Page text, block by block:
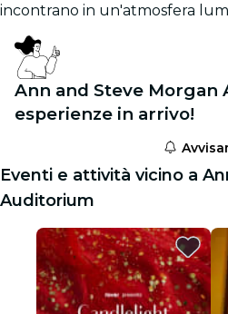
incontrano in un'atmosfera
Ann and Steve
esperienze in arrivo!
Eventi e attività vicino a
Auditorium